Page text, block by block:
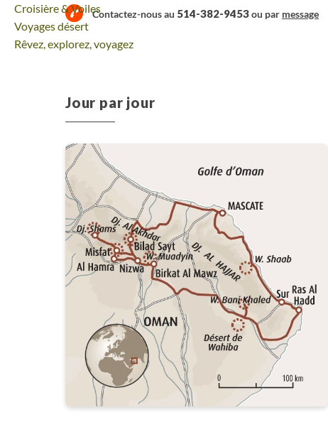
Croisière & Voiles
Voyages désert
Rêvez, explorez, voyagez
Contactez-nous au 514-382-9453ou par message
Jour par jour